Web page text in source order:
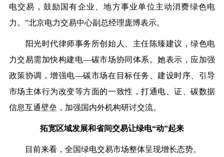
电交易，鼓励国有企业、地方事业单位主动消费绿色电
力。”北京电力交易中心副总经理庞博表示。
阳光时代律师事务所创始人、主任陈臻建议，绿色电
力交易需加快构建电—碳市场协同体系。她表示，应加强
政策协调，增强电—碳市场在目标任务、建设时序、引导
市场主体行为改变等方面的一致性，打通电、证、碳数据
信息互通壁垒，加强国内外机构研讨交流。
拓宽区域发展和省间交易让绿电“动”起来
目前来看，全国绿电交易市场整体呈现增长态势。